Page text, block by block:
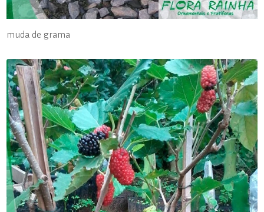
muda de grama